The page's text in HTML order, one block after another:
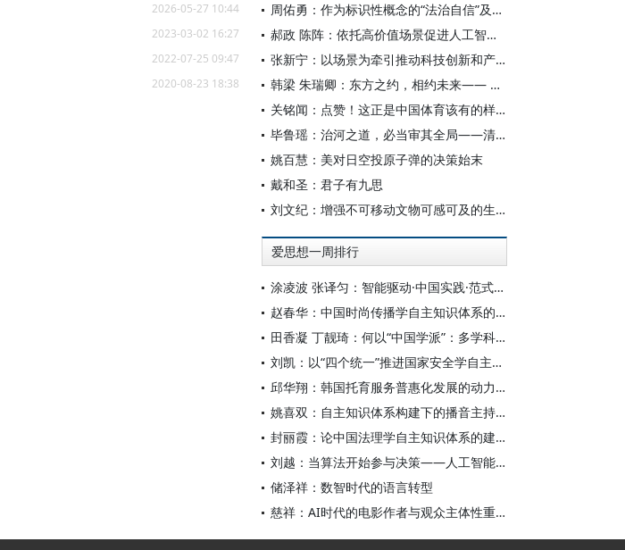
2026-05-27 10:44
2023-03-02 16:27
2022-07-25 09:47
2020-08-23 18:38
周佑勇：作为标识性概念的“法治自信”及其时代意蕴
郝政 陈阵：依托高价值场景促进人工智能高质量数据集建设
张新宁：以场景为牵引推动科技创新和产业创新深度融合
韩梁 朱瑞卿：东方之约，相约未来—— 中国元首外交的世界情怀与大国气派
关铭闻：点赞！这正是中国体育该有的样子
毕鲁瑶：治河之道，必当审其全局——清代靳辅的治水理念与实践
姚百慧：美对日空投原子弹的决策始末
戴和圣：君子有九思
刘文纪：增强不可移动文物可感可及的生命力
爱思想一周排行
涂凌波 张译匀：智能驱动·中国实践·范式创新：“构建中国新闻传播学自主知识体系”专题研讨会综述
赵春华：中国时尚传播学自主知识体系的内在逻辑与实践路径
田香凝 丁靓琦：何以“中国学派”：多学科视野下中国特色新闻传播学建设的研究
刘凯：以“四个统一”推进国家安全学自主知识体系构建
邱华翔：韩国托育服务普惠化发展的动力机制、制度路径与政策效应
姚喜双：自主知识体系构建下的播音主持高等专业教育研究
封丽霞：论中国法理学自主知识体系的建构
刘越：当算法开始参与决策——人工智能重塑全球治理的底层逻辑
储泽祥：数智时代的语言转型
慈祥：AI时代的电影作者与观众主体性重构